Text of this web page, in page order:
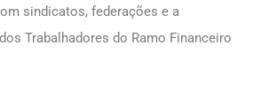
sindicatos, federações e a
Trabalhadores do Ramo Financeiro